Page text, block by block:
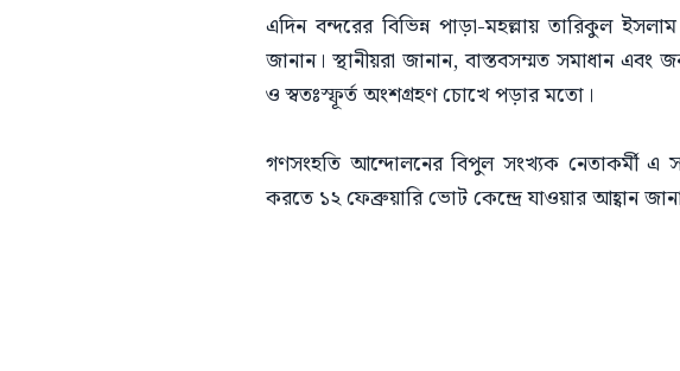
এদিন বন্দরের বিভিন্ন পাড়া-মহল্লায় তারিকুল
জানান। স্থানীয়রা জানান, বাস্তবসম্মত সমাধান এবং
ও স্বতঃস্ফূর্ত অংশগ্রহণ চোখে পড়ার মতো।
গণসংহতি আন্দোলনের বিপুল সংখ্যক নেতাকর্মী এ
করতে ১২ ফেব্রুয়ারি ভোট কেন্দ্রে যাওয়ার আহ্বান